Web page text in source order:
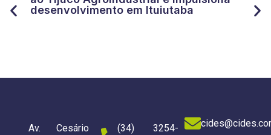
desenvolvimento em Ituiutaba
do
Av. Cesário
(34) 3254-